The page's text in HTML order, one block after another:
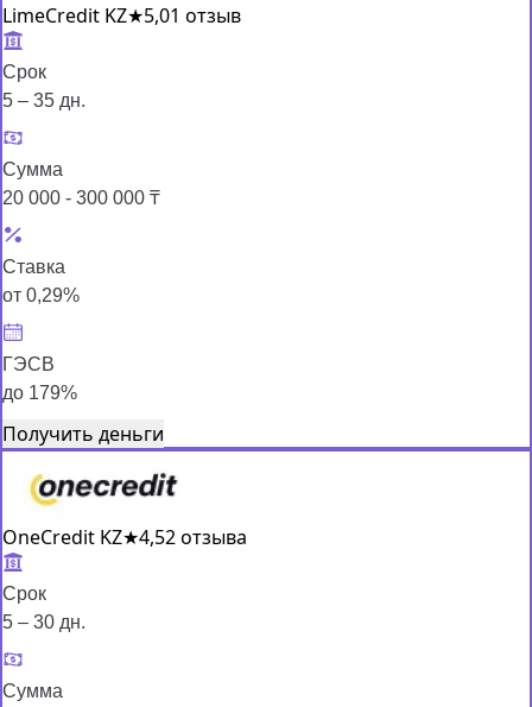
LimeCredit KZ★5,01 отзыв
Срок
5 – 35 дн.
Сумма
20 000 - 300 000 ₸
Ставка
от 0,29%
ГЭСВ
до 179%
Получить деньги
OneCredit KZ★4,52 отзыва
Срок
5 – 30 дн.
Сумма